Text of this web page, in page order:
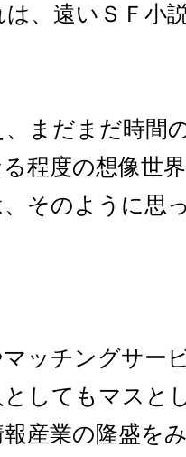
、遠いＳＦ小
まだまだ時間
程度の想像世
そのように思
ッチングサー
してもマスと
産業の隆盛を